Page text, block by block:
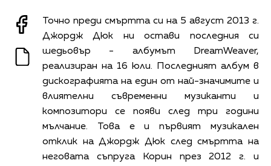
Точно преди смъртта си на 5 август 2013 г.
Джордж Дюк ни остави последния си
шедьовър - албумът DreamWeaver,
реализиран на 16 юли. Последният албум в
дискографията на един от най-значимите и
влиятелни съвременни музиканти и
композитори се появи след три години
мълчание. Това е и първият музикален
отклик на Джордж Дюк след смъртта на
неговата съпруга Корин през 2012 г. и